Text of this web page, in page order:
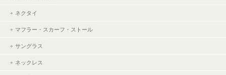
ネクタイ
マフラー・スカーフ・ストール
サングラス
ネックレス